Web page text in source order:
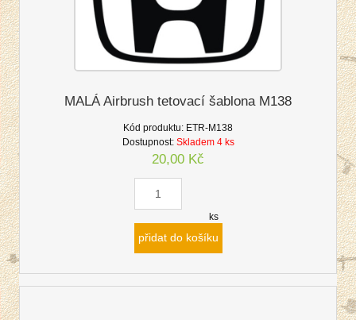
MALÁ Airbrush tetovací šablona M138
Kód produktu: ETR-M138
Dostupnost: Skladem 4 ks
20,00 Kč
ks
přidat do košíku